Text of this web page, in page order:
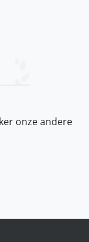
onzeandere